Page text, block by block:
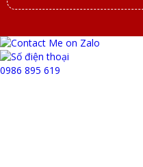
0986 895 619